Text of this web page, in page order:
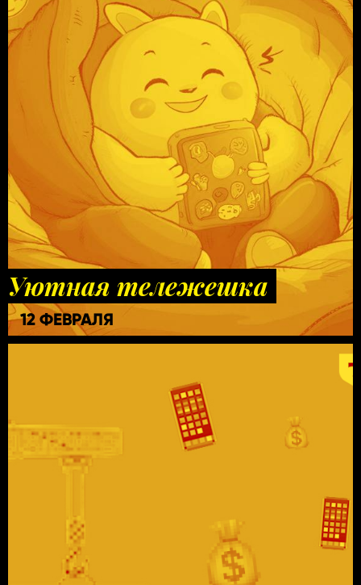
Уютная тележешка
12 ФЕВРАЛЯ